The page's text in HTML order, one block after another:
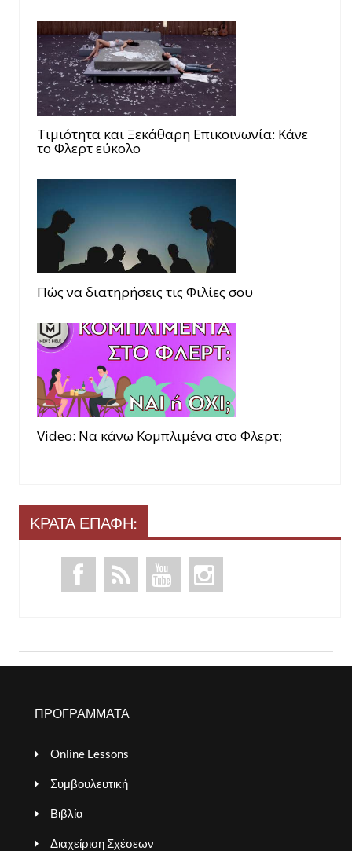
Τιμιότητα και Ξεκάθαρη Επικοινωνία: Κάνε
το Φλερτ εύκολο
Πώς να διατηρήσεις τις Φιλίες σου
Video: Να κάνω Κομπλιμένα στο Φλερτ;
ΚΡΑΤΑ ΕΠΑΦΗ:
ΠΡΟΓΡΑΜΜΑΤΑ
Online Lessons
Συμβουλευτική
Βιβλία
Διαχείριση Σχέσεων